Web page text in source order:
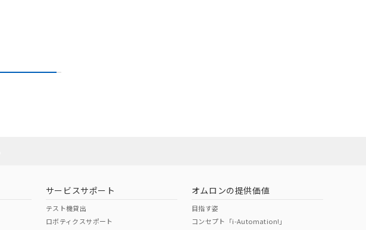
サービスサポート
テスト機貸出
ロボティクスサポート
オムロンの提供価値
目指す姿
コンセプト「i-Automation!」